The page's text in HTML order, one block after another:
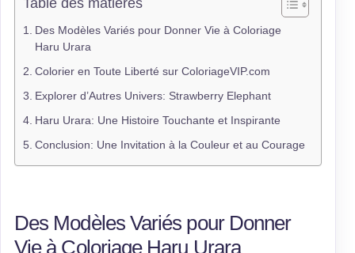
Table des matières
Des Modèles Variés pour Donner Vie à Coloriage
Haru Urara
Colorier en Toute Liberté sur ColoriageVIP.com
Explorer d’Autres Univers: Strawberry Elephant
Haru Urara: Une Histoire Touchante et Inspirante
Conclusion: Une Invitation à la Couleur et au Courage
Des Modèles Variés pour Donner
Vie à Coloriage Haru Urara